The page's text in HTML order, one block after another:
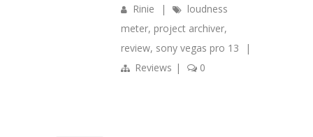
Rinie |
loudness
meter, project archiver,
review, sony vegas pro 13
|
Reviews | 0